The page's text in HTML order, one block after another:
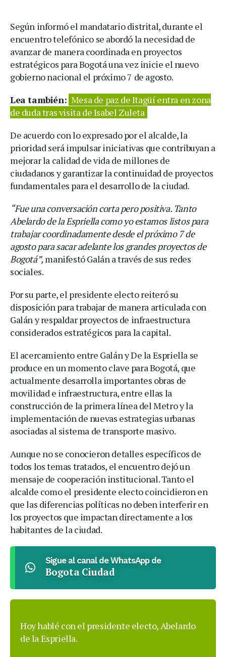
Según informó el mandatario distrital, durante el
encuentro telefónico se abordó la necesidad de
avanzar de manera coordinada en proyectos
estratégicos para Bogotá una vez inicie el nuevo
gobierno nacional el próximo 7 de agosto.
Lea también: Mesa de paz de Itagüí entra en zona
de duda tras visita de Isabel Zuleta
De acuerdo con lo expresado por el alcalde, la
prioridad será impulsar iniciativas que contribuyan a
mejorar la calidad de vida de millones de
ciudadanos y garantizar la continuidad de proyectos
fundamentales para el desarrollo de la ciudad.
“Fue una conversación corta pero positiva. Tanto
Abelardo de la Espriella como yo estamos listos para
trabajar coordinadamente desde el próximo 7 de
agosto para sacar adelante los grandes proyectos de
Bogotá”, manifestó Galán a través de sus redes
sociales.
Por su parte, el presidente electo reiteró su
disposición para trabajar de manera articulada con
Galán y respaldar proyectos de infraestructura
considerados estratégicos para la capital.
El acercamiento entre Galán y De la Espriella se
produce en un momento clave para Bogotá, que
actualmente desarrolla importantes obras de
movilidad e infraestructura, entre ellas la
construcción de la primera línea del Metro y la
implementación de nuevas estrategias urbanas
asociadas al sistema de transporte masivo.
Aunque no se conocieron detalles específicos de
todos los temas tratados, el encuentro dejó un
mensaje de cooperación institucional. Tanto el
alcalde como el presidente electo coincidieron en
que las diferencias políticas no deben interferir en
los proyectos que impactan directamente a los
habitantes de la ciudad.
Sigue al canal de WhatsApp de
Bogota Ciudad
Hoy hablé con el presidente electo, Abelardo
de la Espriella.